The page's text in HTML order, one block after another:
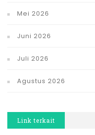
Mei 2026
Juni 2026
Juli 2026
Agustus 2026
Link terkait